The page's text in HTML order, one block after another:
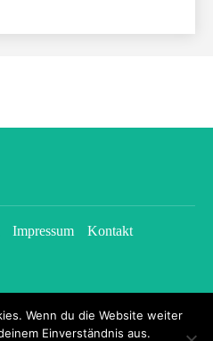
Impressum
Kontakt
Wenn du die Website weiter
Einverständnis aus.